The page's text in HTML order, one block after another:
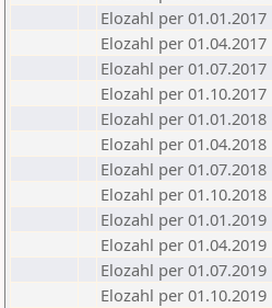
Elozahl per 01.01.2017
Elozahl per 01.04.2017
Elozahl per 01.07.2017
Elozahl per 01.10.2017
Elozahl per 01.01.2018
Elozahl per 01.04.2018
Elozahl per 01.07.2018
Elozahl per 01.10.2018
Elozahl per 01.01.2019
Elozahl per 01.04.2019
Elozahl per 01.07.2019
Elozahl per 01.10.2019